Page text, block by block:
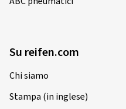
Su reifen.com
Chi siamo
Stampa (in inglese)